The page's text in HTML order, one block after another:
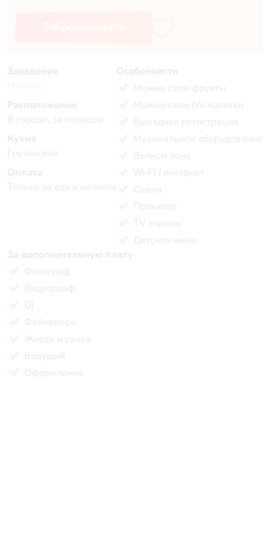
Заведение
Расположение
В городе, за городом
Кухня
Грузинская
Оплата
Только за еду и напитки
Особенности
Можно свои фрукты
Можно свои б/а напитки
Выездная регистрация
Музыкальное оборудование
Велком зона
Wi-Fi / интернет
Сцена
Проектор
TV экраны
Детское меню
За дополнительную плату
Фотограф
Видеограф
Dj
Фейерверк
Живая музыка
Ведущий
Оформление